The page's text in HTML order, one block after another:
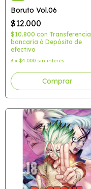
Boruto Vol.06
$12.000
$10.800 con Transferencia
bancaria ó Depósito de
efectivo
3 x $4.000 sin interés